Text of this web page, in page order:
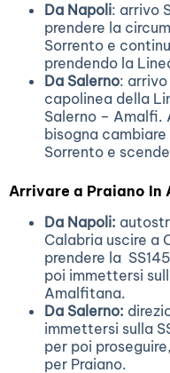
Da Napoli: arrivo
prendere la
Sorrento e
prendendo la
Da Salerno:
capolinea della
Salerno –
bisogna cambiare
Sorrento e
Arrivare a Praiano In
Da Napoli:
Calabria uscire a
prendere la
poi immettersi
Amalfitana.
Da Salerno:
immettersi sulla
per poi
per Praiano.